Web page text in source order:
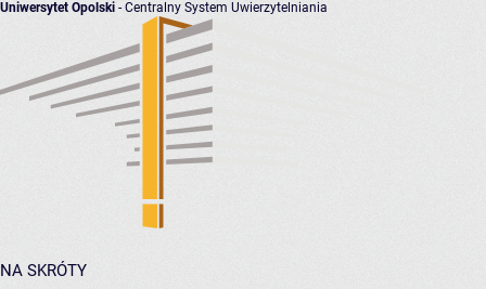
Uniwersytet Opolski - Centralny System Uwierzytelniania
NA SKRÓTY